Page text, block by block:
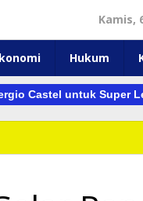
Kamis,
Hukum
untuk Super League